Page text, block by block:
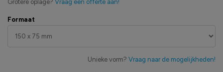
Formaat
Unieke vorm? Vraag naar de mogelijkheden!
Grotere oplage? Vraag een offerte aan!